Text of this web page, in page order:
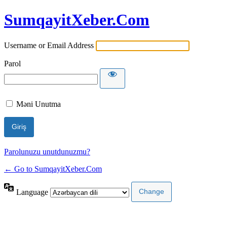
SumqayitXeber.Com
Username or Email Address
Parol
Məni Unutma
Parolunuzu unutdunuzmu?
← Go to SumqayitXeber.Com
Language